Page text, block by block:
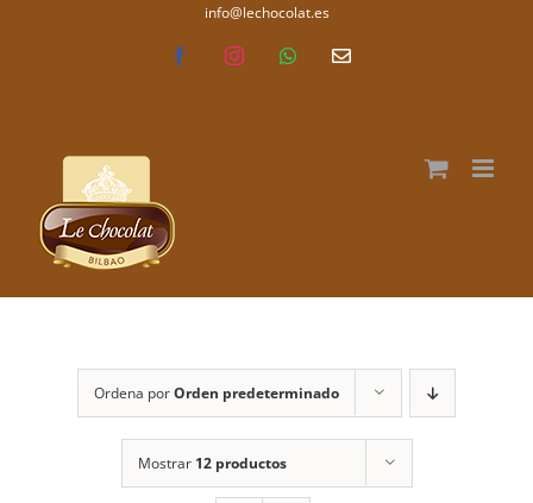
info@lechocolat.es
FacebookInstagramWhatsAppCorreo
Ordena porOrden predeterminado
Mostrar 12 productos